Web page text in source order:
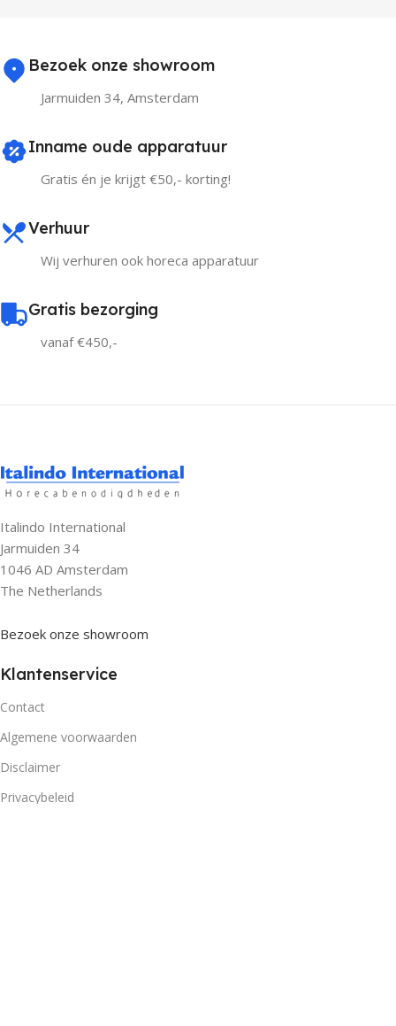
Bezoek onze showroom
Jarmuiden 34, Amsterdam
Inname oude apparatuur
Gratis én je krijgt €50,- korting!
Verhuur
Wij verhuren ook horeca apparatuur
Gratis bezorging
vanaf €450,-
Italindo International
Jarmuiden 34
1046 AD Amsterdam
The Netherlands
Bezoek onze showroom
Klantenservice
Contact
Algemene voorwaarden
Disclaimer
Privacybeleid